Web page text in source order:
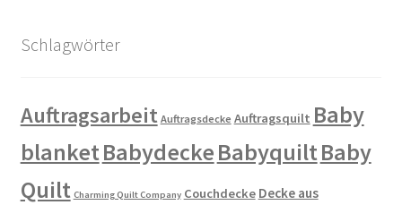
Schlagwörter
Auftragsarbeit Auftragsdecke Auftragsquilt Baby
blanketBabydeckeBabyquiltBaby
Quilt Charming Quilt Company Couchdecke Decke aus